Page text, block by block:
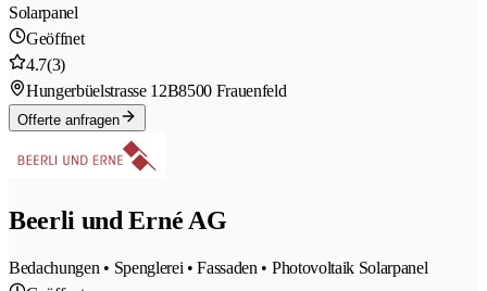
Solarpanel
Geöffnet
4.7(3)
Hungerbüelstrasse 12B8500 Frauenfeld
Offerte anfragen
Beerli und Erné AG
Bedachungen • Spenglerei • Fassaden • Photovoltaik Solarpanel